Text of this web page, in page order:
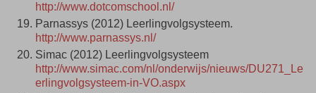
http://www.dotcomschool.nl/
Parnassys (2012) Leerlingvolgsysteem.
http://www.parnassys.nl/
Simac (2012) Leerlingvolgsysteem
http://www.simac.com/nl/onderwijs/nieuws/DU271_Le
erlingvolgsysteem-in-VO.aspx